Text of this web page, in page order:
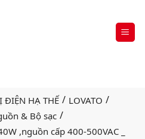
ĐIỆN HẠ THẾ / LOVATO /
& Bộ sạc /
,nguồn cấp 400-500VAC _